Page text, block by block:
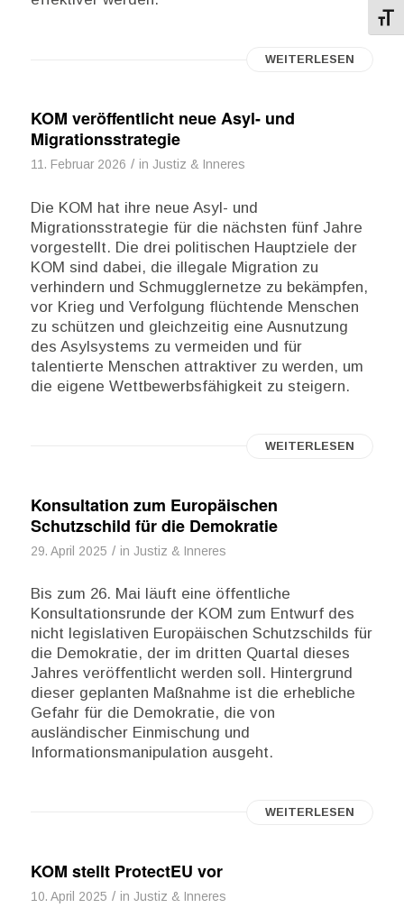
WEITERLESEN
KOM veröffentlicht neue Asyl- und
Migrationsstrategie
11. Februar 2026 / in Justiz & Inneres
Die KOM hat ihre neue Asyl- und
Migrationsstrategie für die nächsten fünf Jahre
vorgestellt. Die drei politischen Hauptziele der
KOM sind dabei, die illegale Migration zu
verhindern und Schmugglernetze zu bekämpfen,
vor Krieg und Verfolgung flüchtende Menschen
zu schützen und gleichzeitig eine Ausnutzung
des Asylsystems zu vermeiden und für
talentierte Menschen attraktiver zu werden, um
die eigene Wettbewerbsfähigkeit zu steigern.
WEITERLESEN
Konsultation zum Europäischen
Schutzschild für die Demokratie
29. April 2025 / in Justiz & Inneres
Bis zum 26. Mai läuft eine öffentliche
Konsultationsrunde der KOM zum Entwurf des
nicht legislativen Europäischen Schutzschilds für
die Demokratie, der im dritten Quartal dieses
Jahres veröffentlicht werden soll. Hintergrund
dieser geplanten Maßnahme ist die erhebliche
Gefahr für die Demokratie, die von
ausländischer Einmischung und
Informationsmanipulation ausgeht.
WEITERLESEN
KOM stellt ProtectEU vor
10. April 2025 / in Justiz & Inneres